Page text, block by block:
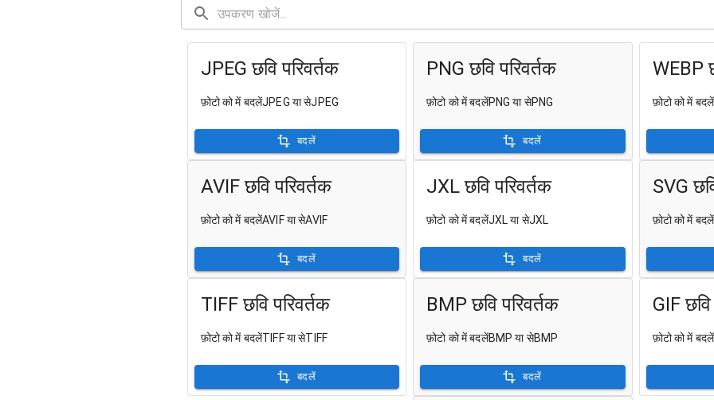
JPEG छवि परिवर्तक
फ़ोटो को में बदलेंJPEG या सेJPEG
बदलें
PNG छवि परिवर्तक
फ़ोटो को में बदलेंPNG या सेPNG
बदलें
WEBP
फ़ोटो को में
AVIF छवि परिवर्तक
फ़ोटो को में बदलेंAVIF या सेAVIF
बदलें
JXL छवि परिवर्तक
फ़ोटो को में बदलेंJXL या सेJXL
बदलें
SVG
फ़ोटो को में
TIFF छवि परिवर्तक
फ़ोटो को में बदलेंTIFF या सेTIFF
बदलें
BMP छवि परिवर्तक
फ़ोटो को में बदलेंBMP या सेBMP
बदलें
GIF छवि
फ़ोटो को में